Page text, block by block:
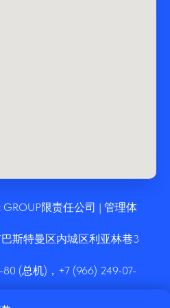
限责任公司 | 管理体
斯特曼区内城区利亚林巷3
(总机)，+7 (966) 249-07-